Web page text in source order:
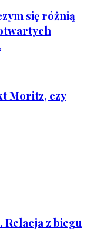
się różnią
Moritz, czy
z biegu